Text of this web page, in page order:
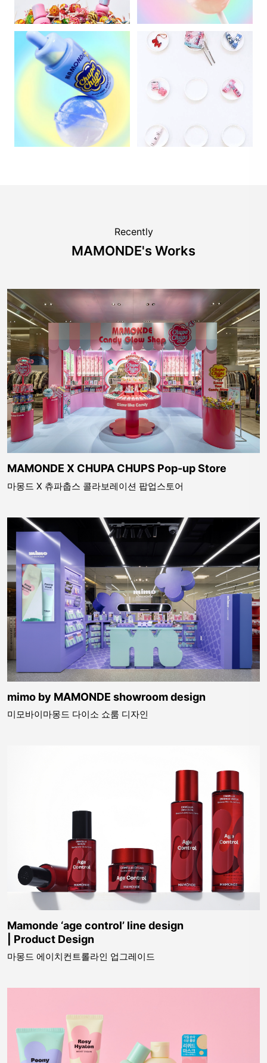
Recently
MAMONDE's Works
MAMONDE X CHUPA CHUPS Pop-up Store
마몽드 X 츄파춥스 콜라보레이션 팝업스토어
mimo by MAMONDE showroom design
미모바이마몽드 다이소 쇼룸 디자인
Mamonde ‘age control’ line design
| Product Design
마몽드 에이치컨트롤라인 업그레이드